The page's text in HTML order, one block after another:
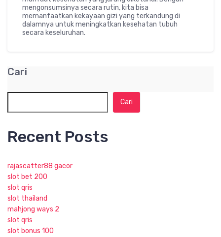
mengonsumsinya secara rutin, kita bisa
memanfaatkan kekayaan gizi yang terkandung di
dalamnya untuk meningkatkan kesehatan tubuh
secara keseluruhan.
Cari
Cari
Recent Posts
rajascatter88 gacor
slot bet 200
slot qris
slot thailand
mahjong ways 2
slot qris
slot bonus 100